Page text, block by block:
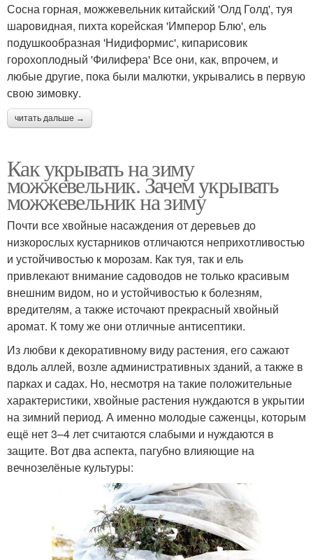
Сосна горная, можжевельник китайский 'Олд Голд', туя
шаровидная, пихта корейская 'Имперор Блю', ель
подушкообразная 'Нидиформис', кипарисовик
горохоплодный 'Филифера' Все они, как, впрочем, и
любые другие, пока были малютки, укрывались в первую
свою зимовку.
читать дальше →
Как укрывать на зиму
можжевельник. Зачем укрывать
можжевельник на зиму
Почти все хвойные насаждения от деревьев до
низкорослых кустарников отличаются неприхотливостью
и устойчивостью к морозам. Как туя, так и ель
привлекают внимание садоводов не только красивым
внешним видом, но и устойчивостью к болезням,
вредителям, а также источают прекрасный хвойный
аромат. К тому же они отличные антисептики.
Из любви к декоративному виду растения, его сажают
вдоль аллей, возле административных зданий, а также в
парках и садах. Но, несмотря на такие положительные
характеристики, хвойные растения нуждаются в укрытии
на зимний период. А именно молодые саженцы, которым
ещё нет 3–4 лет считаются слабыми и нуждаются в
защите. Вот два аспекта, пагубно влияющие на
вечнозелёные культуры: